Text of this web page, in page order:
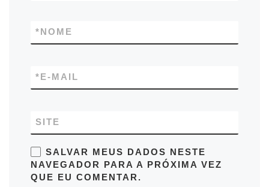
NOME
*
E-MAIL
*
SITE
SALVAR MEUS DADOS NESTE
NAVEGADOR PARA A PRÓXIMA VEZ
QUE EU COMENTAR.